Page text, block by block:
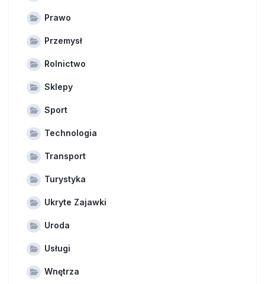
Prawo
Przemysł
Rolnictwo
Sklepy
Sport
Technologia
Transport
Turystyka
Ukryte Zajawki
Uroda
Usługi
Wnętrza